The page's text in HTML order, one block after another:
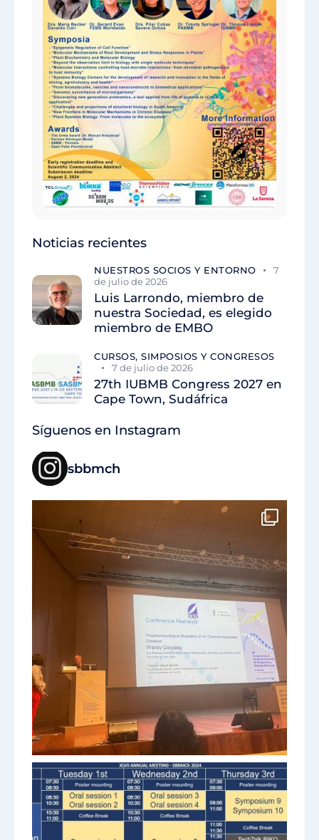
Noticias recientes
NUESTROS SOCIOS Y ENTORNO
7
de julio de 2026
Luis Larrondo, miembro de
nuestra Sociedad, es elegido
miembro de EMBO
CURSOS, SIMPOSIOS Y CONGRESOS
7 de julio de 2026
27th IUBMB Congress 2027 en
Cape Town, Sudáfrica
Síguenos en Instagram
sbbmch